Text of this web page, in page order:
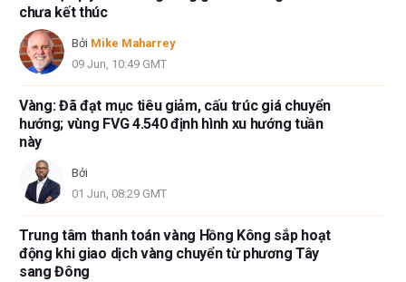
chưa kết thúc
Bởi Mike Maharrey
09 Jun, 10:49 GMT
Vàng: Đã đạt mục tiêu giảm, cấu trúc giá chuyển
hướng; vùng FVG 4.540 định hình xu hướng tuần
này
Bởi
01 Jun, 08:29 GMT
Trung tâm thanh toán vàng Hồng Kông sắp hoạt
động khi giao dịch vàng chuyển từ phương Tây
sang Đông